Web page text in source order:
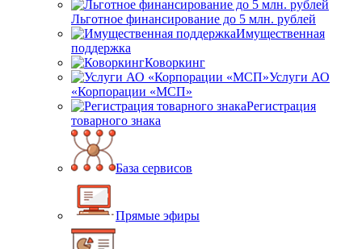
Льготное финансирование до 5 млн. рублей
Имущественная
поддержка
Коворкинг
Услуги АО
«Корпорации «МСП»
Регистрация
товарного знака
База сервисов
Прямые эфиры